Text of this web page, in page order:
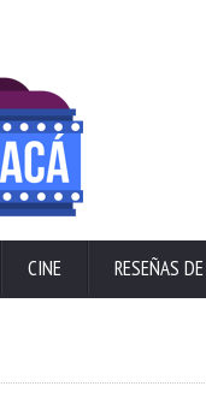
CINE RESEÑAS